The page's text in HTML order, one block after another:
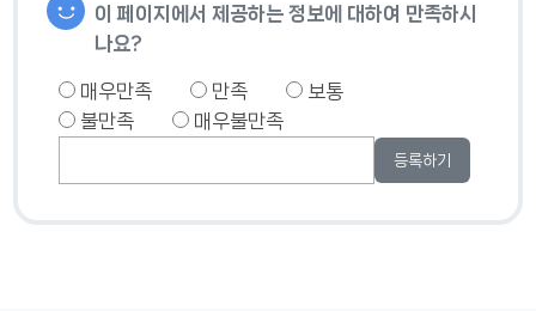
이 페이지에서 제공하는 정보에 대하여 만족하시
나요?
매우만족 만족
보통
불만족
매우불만족